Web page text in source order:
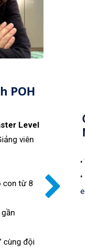
POH
Level
viên
con từ 8
cùng đội